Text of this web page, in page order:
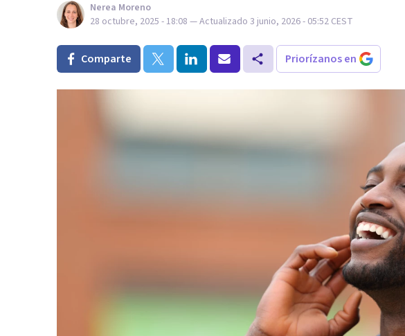
Nerea Moreno
28 octubre, 2025 - 18:08 — Actualizado 3 junio, 2026 - 05:52 CEST
Comparte Priorízanos en